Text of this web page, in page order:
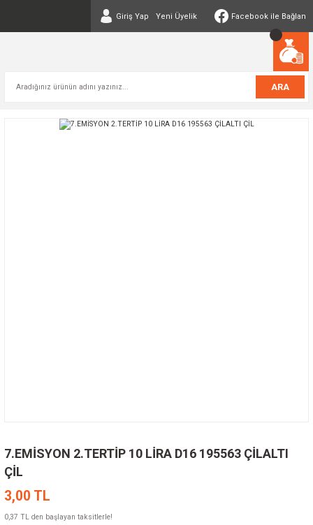
Giriş Yap Yeni Üyelik Facebook ile Bağlan
ARA
7.EMİSYON 2.TERTİP 10 LİRA D16 195563 ÇİLALTI
ÇİL
3,00 TL
0,37 TL den başlayan taksitlerle!